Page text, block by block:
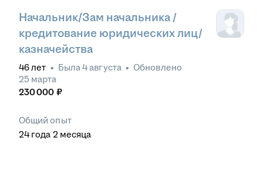
Начальник/Зам начальника /
кредитование юридических лиц/
казначейства
46лет • Была4 августа • Обновлено
25 марта
230 000 ₽
Общий опыт
24 года 2 месяца